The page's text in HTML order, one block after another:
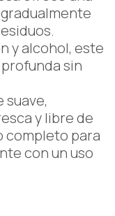
y alcohol, este
sin
suave,
y libre de
completo para
con un uso